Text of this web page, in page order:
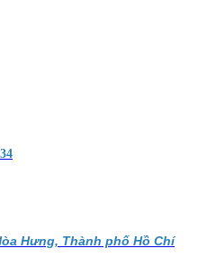
Hưng, Thành phố Hồ Chí